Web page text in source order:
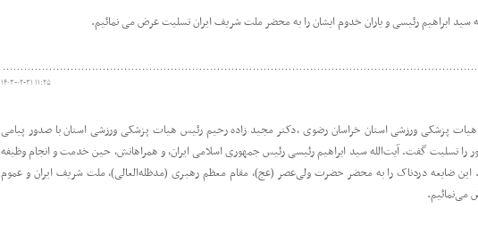
ابراهیم رئیسی و یاران خدوم ایشان را به محضر ملت شریف ایران تسلیت عرض می نمائیم.
۱۴۰۳-۰۲-۳۱ ۱۱:۲۵
هیات پزشکی ورزشی استان خراسان رضوی ،دکتر مجید زاده رحیم رئیس هیات پزشکی ورزشی استان با صدور پیامی
را تسلیت گفت. آیت‌الله سید ابراهیم رئیسی رئیس جمهوری اسلامی ایران، و همراهانش، حین خدمت و ‏انجام وظیفه
این ضایعه دردناک را به محضر حضرت ولی‌عصر (عج)، مقام معظم رهبری (مدظله‌العالی)، ملت شریف ایران و عموم
می‌نمائیم.